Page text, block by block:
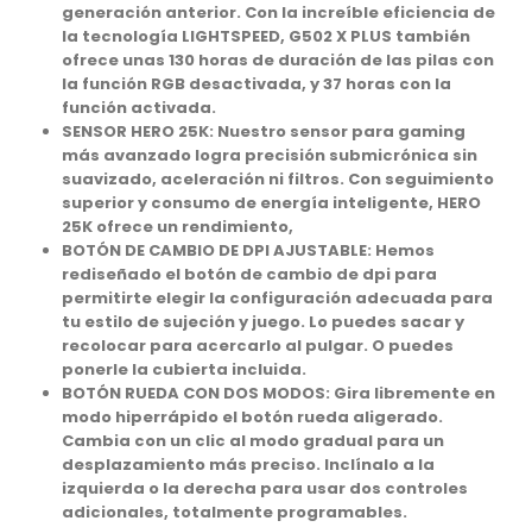
generación anterior. Con la increíble eficiencia de
la tecnología LIGHTSPEED, G502 X PLUS también
ofrece unas 130 horas de duración de las pilas con
la función RGB desactivada, y 37 horas con la
función activada.
SENSOR HERO 25K: Nuestro sensor para gaming
más avanzado logra precisión submicrónica sin
suavizado, aceleración ni filtros. Con seguimiento
superior y consumo de energía inteligente, HERO
25K ofrece un rendimiento,
BOTÓN DE CAMBIO DE DPI AJUSTABLE: Hemos
rediseñado el botón de cambio de dpi para
permitirte elegir la configuración adecuada para
tu estilo de sujeción y juego. Lo puedes sacar y
recolocar para acercarlo al pulgar. O puedes
ponerle la cubierta incluida.
BOTÓN RUEDA CON DOS MODOS: Gira libremente en
modo hiperrápido el botón rueda aligerado.
Cambia con un clic al modo gradual para un
desplazamiento más preciso. Inclínalo a la
izquierda o la derecha para usar dos controles
adicionales, totalmente programables.